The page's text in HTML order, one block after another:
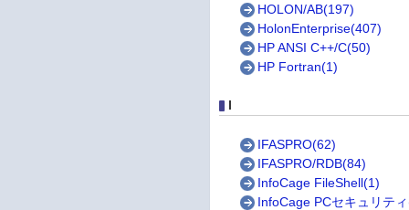
HOLON/AB(197)
HolonEnterprise(407)
HP ANSI C++/C(50)
HP Fortran(1)
I
IFASPRO(62)
IFASPRO/RDB(84)
InfoCage FileShell(1)
InfoCage PCセキュリテ